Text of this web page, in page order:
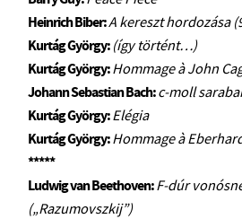
BMC RECORDS
ZENEI INFORMÁCIÓS KÖZPONT ÉS
BMC NEMZETKÖZI
Heinrich Biber:A kereszt hordozása
Kurtág György:(így történt…)
Kurtág György:Hommage à John
Johann Sebastian Bach:c-moll
Kurtág György:Elégia
Kurtág György:Hommage à
*****
Ludwig van Beethoven:F-dúr
(„Razumovszkij”)